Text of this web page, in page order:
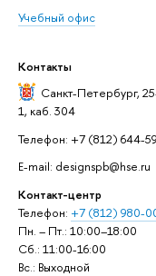
Учебный офис
Контакты
Санкт-Петербург,
1, каб. 304
Телефон: +7 (812) 644-
E-mail: designspb@hse.ru
Контакт-центр
Телефон: +7 (812) 980-
Пн. – Пт.: 10:00–18:00
Сб.: 11:00-16:00
Вс.: Выходной